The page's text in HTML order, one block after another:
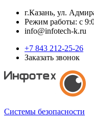
г.Казань, ул.
Режим работы: с
info@infotech-k.ru
+7 843 212-25-26
Заказать звонок
Системы безопасности